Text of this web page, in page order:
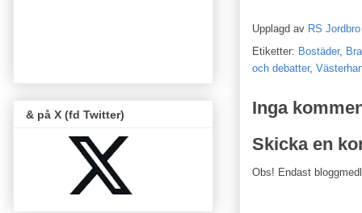
Upplagd av RS Jordbro
Etiketter: Bostäder,
och debatter,
Inga
Skicka en
Obs! Endast
& på X (fd Twitter)